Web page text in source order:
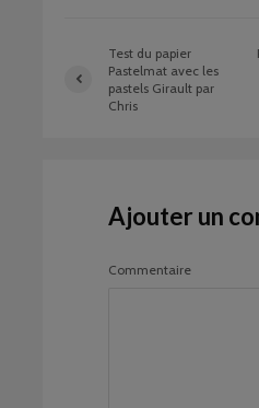
Test du papier
Pastelmat avec les
pastels Girault par
Chris
Ajouter un
Commentaire